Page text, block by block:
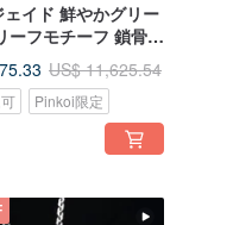
ェイド 鮮やかグリー
ーフモチーフ 鎖骨ネ
18K ゴールド ダイ
| 天然ミャンマー産
A 貨） | ギフト
US$ 11,625.54
Pinkoi限定